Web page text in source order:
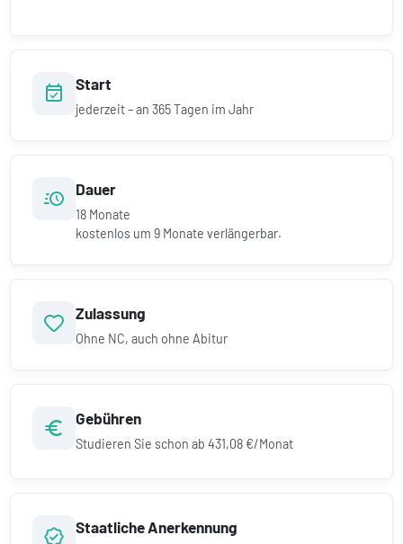
Start
jederzeit – an 365 Tagen im Jahr
Dauer
18 Monate
kostenlos um9 Monate verlängerbar.
Zulassung
Ohne NC, auch ohne Abitur
Gebühren
Studieren Sie schon ab431,08 €/Monat
Staatliche Anerkennung